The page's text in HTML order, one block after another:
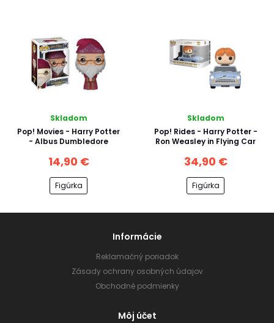
Skladom
Pop! Movies - Harry Potter
- Albus Dumbledore
14,90 €
Figúrka
Skladom
Pop! Rides - Harry Potter -
Ron Weasley in Flying Car
34,90 €
Figúrka
Informácie
Reklamačný poriadok
Zásady ochrany osobných údajov
Obchodné podmienky
Môj účet